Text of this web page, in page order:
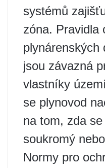
systémů
zóna. Pravidla
jsou závazná
vlastníky
se plynovod
na tom, zda
soukromý
Normy pro